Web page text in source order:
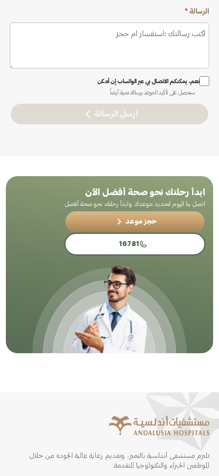
الرسالة *
نعم، يمكنكم الاتصال بي عبر الواتساب إن أمكن
ستحصل على تأكيد الموعد برسالة نصية أيضاً
ارسل الرسالة
ابدأ رحلتك نحو صحة أفضل الآن
اتصل بنا اليوم لتحديد موعدك وابدأ رحلتك نحو صحة أفضل
حجز موعد
16781
تلتزم مستشفى أندلسية بالتميز، وتقديم رعاية عالية الجودة من خلال
الموظفين الخبراء والتكنولوجيا المتقدمة.